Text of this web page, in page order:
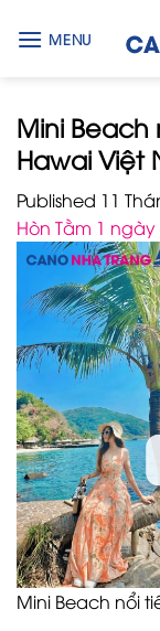
MENU
Mini
Hawai Việt
Published 11
Hòn Tằm 1 ngày
Mini Beach nổi